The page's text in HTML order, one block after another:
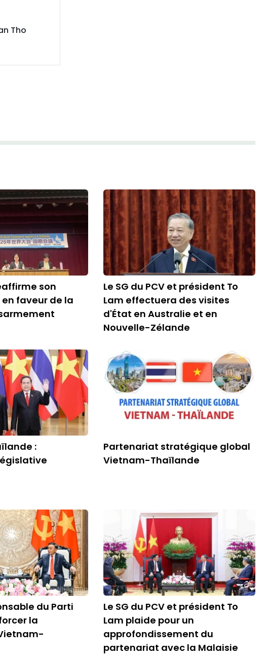
Tho
son
faveur de la
Le SG du PCV et président To
Lam effectuera des visites
d'État en Australie et en
Nouvelle-Zélande
:
Partenariat stratégique global
Vietnam-Thaïlande
du Parti
la
Le SG du PCV et président To
Lam plaide pour un
approfondissement du
partenariat avec la Malaisie